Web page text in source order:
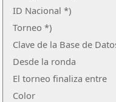
ID Nacional *)
Torneo *)
Clave de la Base de
Desde la ronda
El torneo finaliza entre
Color